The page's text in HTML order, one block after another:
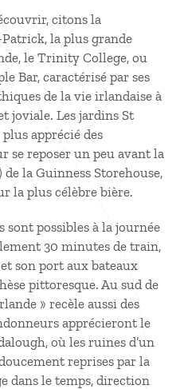
citons la
la plus grande
le Trinity College, ou
Bar, caractérisé par ses
de la vie irlandaise à
joviale. Les jardins St
plus apprécié des
se reposer un peu avant la
la Guinness Storehouse,
la plus célèbre bière.
sont possibles à la journée
30 minutes de train,
son port aux bateaux
pittoresque. Au sud de
» recèle aussi des
apprécieront le
où les ruines d’un
reprises par la
dans le temps, direction